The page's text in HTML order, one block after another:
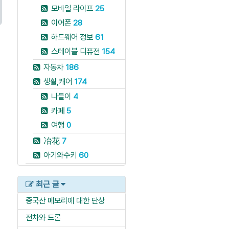
모바일 라이프 25
이어폰 28
하드웨어 정보 61
스테이블 디퓨전 154
자동차 186
생활,캐어 174
나들이 4
카페 5
여행 0
冶花 7
아기와수키 60
최근 글
중국산 메모리에 대한 단상
전차와 드론